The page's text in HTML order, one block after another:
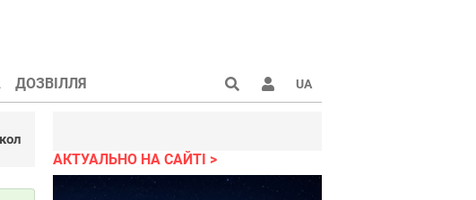
ДОЗВІЛЛЯ UA
АКТУАЛЬНО НА САЙТІ